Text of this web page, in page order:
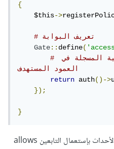
{
    $this
->
# تعريف البوابة
Gate::define(
# إعادة القيمة البوليانية المسجلة في
العمود المستهدف
return auth()->
});
}
بعد ذلك يأتي إستعمالها في ترخيص الأحداث بإستعمال التابعين allows